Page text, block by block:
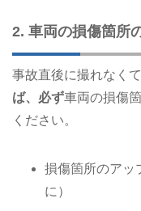
2. 車両の損傷箇所
事故直後に撮れなくて
ば、必ず車両の損傷
ください。
損傷箇所のアッ
に）